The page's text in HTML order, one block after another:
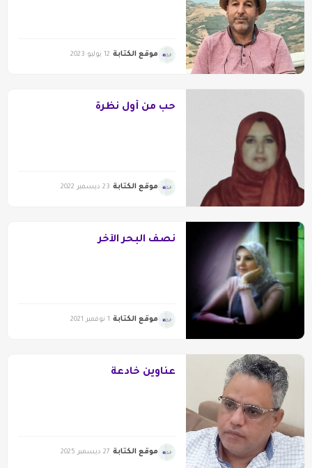
موقع الكتابة 12 يوليو 2023
حب من أول نظرة
موقع الكتابة 23 ديسمبر 2022
نصف البحر الآخر
موقع الكتابة 1 نوفمبر 2021
عناوين خادعة
موقع الكتابة 27 ديسمبر 2025